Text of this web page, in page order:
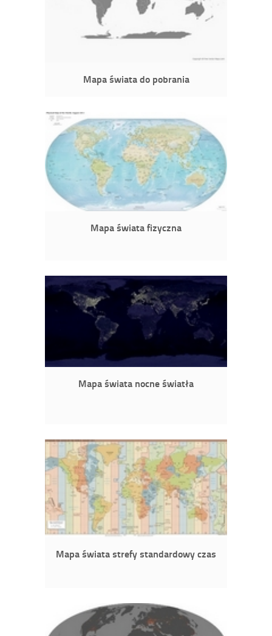
Mapa świata do pobrania
Mapa świata fizyczna
Mapa świata nocne światła
Mapa świata strefy standardowy czas